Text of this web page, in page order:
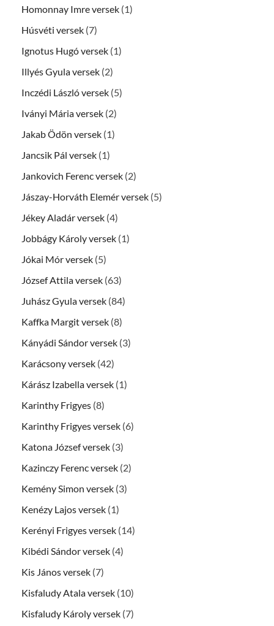
Homonnay Imre versek (1)
Húsvéti versek (7)
Ignotus Hugó versek (1)
Illyés Gyula versek (2)
Inczédi László versek (5)
Iványi Mária versek (2)
Jakab Ödön versek (1)
Jancsik Pál versek (1)
Jankovich Ferenc versek (2)
Jászay-Horváth Elemér versek (5)
Jékey Aladár versek (4)
Jobbágy Károly versek (1)
Jókai Mór versek (5)
József Attila versek (63)
Juhász Gyula versek (84)
Kaffka Margit versek (8)
Kányádi Sándor versek (3)
Karácsony versek (42)
Kárász Izabella versek (1)
Karinthy Frigyes (8)
Karinthy Frigyes versek (6)
Katona József versek (3)
Kazinczy Ferenc versek (2)
Kemény Simon versek (3)
Kenézy Lajos versek (1)
Kerényi Frigyes versek (14)
Kibédi Sándor versek (4)
Kis János versek (7)
Kisfaludy Atala versek (10)
Kisfaludy Károly versek (7)